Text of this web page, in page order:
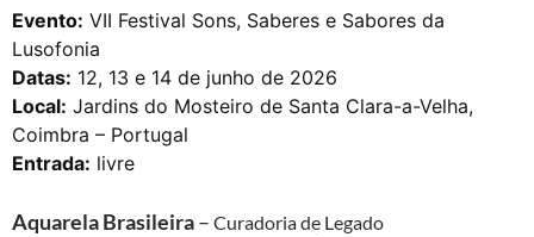
Evento: VII Festival Sons, Saberes e Sabores da
Lusofonia
Datas: 12, 13 e 14 de junho de 2026
Local: Jardins do Mosteiro de Santa Clara-a-Velha,
Coimbra – Portugal
Entrada: livre
Aquarela Brasileira– Curadoria de Legado